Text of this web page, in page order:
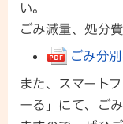
い。
ごみ減量、処分
ごみ分
また、スマート
ーる」にて、ご